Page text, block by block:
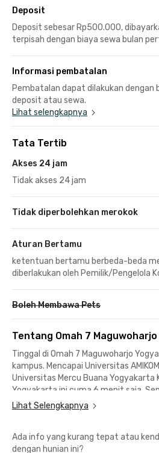
Deposit
Deposit sebesar Rp500.000,
terpisah dengan biaya sewa bulan
Informasi pembatalan
Pembatalan dapat dilakukan dengan
deposit atau sewa.
Lihat selengkapnya
Tata Tertib
Akses 24 jam
Tidak akses 24 jam
Tidak diperbolehkan merokok
Aturan Bertamu
ketentuan bertamu berbeda-beda
diberlakukan oleh Pemilik/Pengelola
Boleh Membawa Pets
Tentang Omah 7
Tinggal di Omah 7 Maguwoharjo
kampus. Mencapai Universitas
Universitas Mercu Buana Yogyakarta
Yogyakarta ini cuma 6 menit saja.
Yogyakarta berjarak 14 menit dan 30
Universitas Gadjah Mada maupun
Selain cocok buat mahasiswa, kost
ini juga bisa ditempati oleh karyawan
Lihat Selengkapnya
Ada info yang kurang tepat atau
dengan hunian ini?